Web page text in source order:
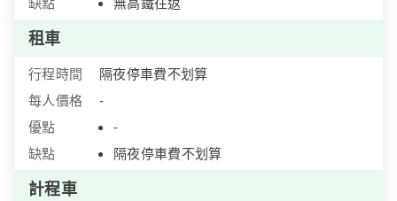
租車
行程時間
隔夜停車費不划算
每人價格
-
優點
-
缺點
隔夜停車費不划算
計程車